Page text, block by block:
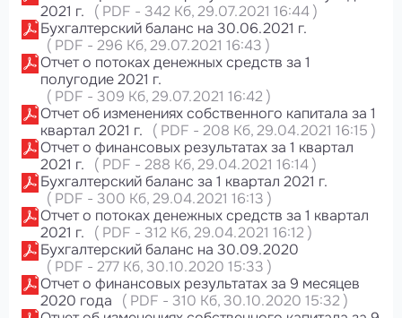
2021 г.
( PDF - 342 Кб, 29.07.2021 16:44)
Бухгалтерский баланс на 30.06.2021 г.
( PDF - 296 Кб, 29.07.2021 16:43 )
Отчет о потоках денежных средств за 1
полугодие 2021 г.
( PDF - 309 Кб, 29.07.2021 16:42 )
Отчет об изменениях собственного капитала за 1
квартал 2021 г.
( PDF - 208 Кб, 29.04.2021 16:15 )
Отчет о финансовых результатах за 1 квартал
2021 г.
( PDF - 288 Кб, 29.04.2021 16:14)
Бухгалтерский баланс за 1 квартал 2021 г.
( PDF - 300 Кб, 29.04.2021 16:13 )
Отчет о потоках денежных средств за 1 квартал
2021 г.
( PDF - 312 Кб, 29.04.2021 16:12 )
Бухгалтерский баланс на 30.09.2020
( PDF - 277 Кб, 30.10.2020 15:33 )
Отчет о финансовых результатах за 9 месяцев
2020 года
( PDF - 310 Кб, 30.10.2020 15:32 )